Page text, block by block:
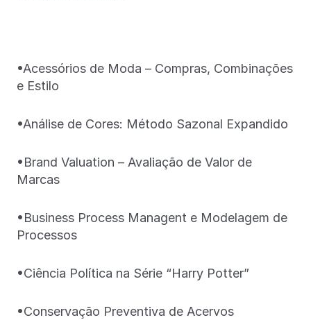
•Acessórios de Moda – Compras, Combinações
e Estilo
•Análise de Cores: Método Sazonal Expandido
•Brand Valuation – Avaliação de Valor de
Marcas
•Business Process Managent e Modelagem de
Processos
•Ciência Política na Série “Harry Potter”
•Conservação Preventiva de Acervos